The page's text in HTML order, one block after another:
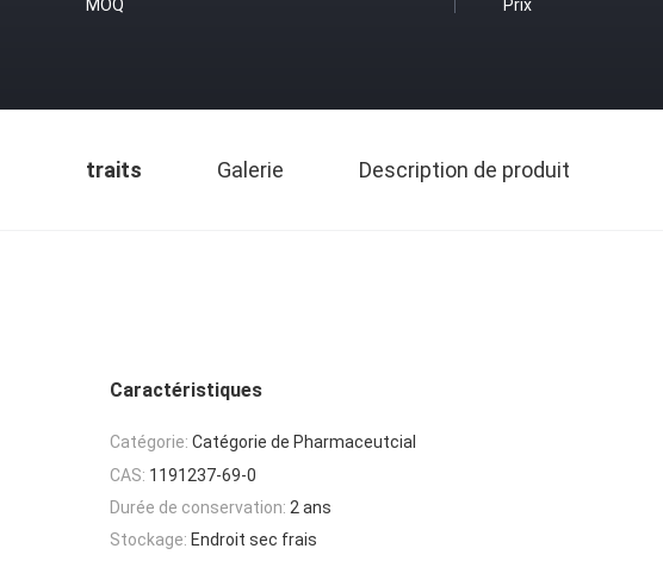
MOQ Prix
traits Galerie Description de produit
Caractéristiques
Catégorie: Catégorie de Pharmaceutcial
CAS: 1191237-69-0
Durée de conservation: 2 ans
Stockage: Endroit sec frais